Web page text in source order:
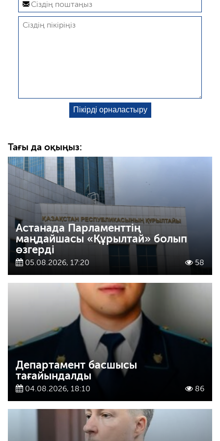
Тағы да оқыңыз:
Астанада Парламенттің
маңдайшасы «Құрылтай» болып
өзгерді
05.08.2026, 17:20 58
Департамент басшысы
тағайындалды
04.08.2026, 18:10 86